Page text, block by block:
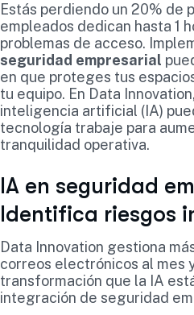
Estás perdiendo un 20% de
empleados dedican hasta 1
problemas de acceso.
seguridad empresarial
en que proteges tus
tu equipo. En Data
inteligencia artificial (IA)
tecnología trabaje para
tranquilidad operativa.
IA en seguridad
Identifica riesgos
Data Innovation gestiona
correos electrónicos al mes
transformación que la IA
integración de seguridad